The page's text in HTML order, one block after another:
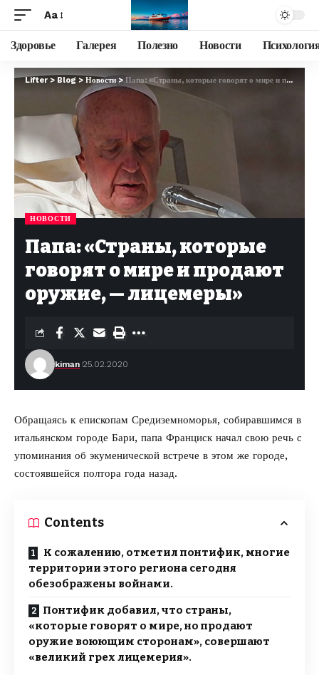
Aa
Здоровье Галерея Полезно Новости
Lifter > Blog > Новости >Папа: «Страны, которые говорят о мире и продают оружие, — лицемеры»
НОВОСТИ
Папа: «Страны, которые
говорят о мире и продают
оружие, — лицемеры»
kiman 25.02.2020
Обращаясь к епископам Средиземноморья, собиравшимся в
итальянском городе Бари, папа Франциск начал свою речь с
упоминания об экуменической встрече в этом же городе,
состоявшейся полтора года назад.
Contents
К сожалению, отметил понтифик, многие
территории этого региона сегодня
обезображены войнами.
Понтифик добавил, что страны,
«которые говорят о мире, но продают
оружие воюющим сторонам», совершают
«великий грех лицемерия».